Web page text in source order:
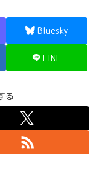
Bluesky
LINE
る